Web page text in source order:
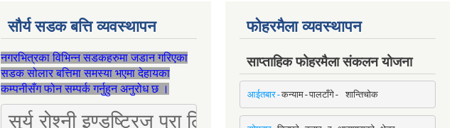
सौर्य सडक बत्ति व्यवस्थापन
नगरभित्रका विभिन्न सडकहरुमा जडान गरिएका
सडक सोलार बत्तिमा समस्या भएमा देहायका
कम्पनीसँग फोन सम्पर्क गर्नुहुन अनुरोध छ ।
सूर्य रोश्नी इण्डष्ट्रिज प्रा लि [Mobile: 9851034034]
फोहरमैला व्यवस्थापन
साप्ताहिक फोहरमैला संकलन योजना
आईतबार-कन्याम-पालटाँगे- शान्तिचोक